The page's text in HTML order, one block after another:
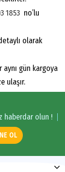
1853 no’lu
olarak
gün kargoya
ulaşır.
haberdar olun !
OL